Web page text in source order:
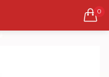
0
REGISTER